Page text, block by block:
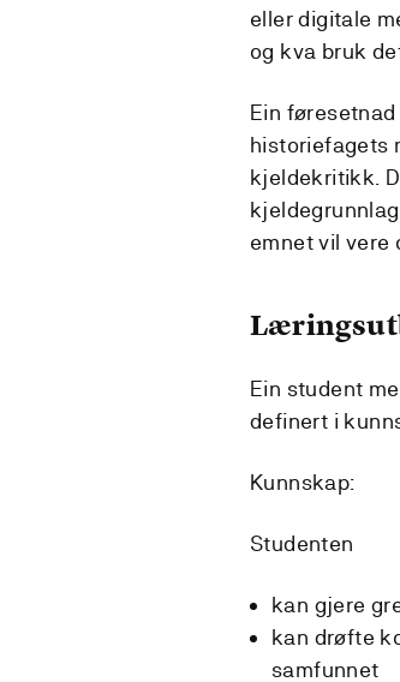
eller digitale
og kva bruk
Ein
historiefagets
kjeldekritikk.
emnet vil vere
Ein student
definert i
Kunnskap:
Studenten
kan gjere
kan drøfte
samfunnet